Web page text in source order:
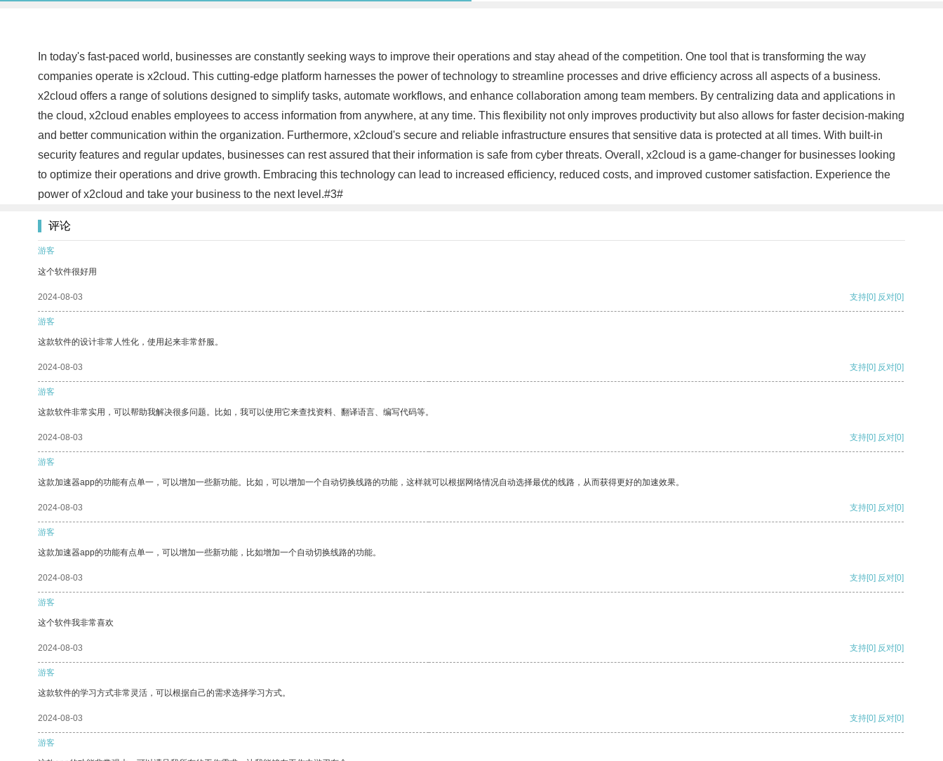
In today's fast-paced world, businesses are constantly seeking ways to improve their operations and stay ahead of the competition. One tool that is transforming the way
companies operate is x2cloud. This cutting-edge platform harnesses the power of technology to streamline processes and drive efficiency across all aspects of a business.
x2cloud offers a range of solutions designed to simplify tasks, automate workflows, and enhance collaboration among team members. By centralizing data and applications in
the cloud, x2cloud enables employees to access information from anywhere, at any time. This flexibility not only improves productivity but also allows for faster decision-making
and better communication within the organization. Furthermore, x2cloud's secure and reliable infrastructure ensures that sensitive data is protected at all times. With built-in
security features and regular updates, businesses can rest assured that their information is safe from cyber threats. Overall, x2cloud is a game-changer for businesses looking
to optimize their operations and drive growth. Embracing this technology can lead to increased efficiency, reduced costs, and improved customer satisfaction. Experience the
power of x2cloud and take your business to the next level.#3#
评论
游客
这个软件很好用
2024-08-03 支持[0] 反对[0]
游客
这款软件的设计非常人性化，使用起来非常舒服。
2024-08-03 支持[0] 反对[0]
游客
这款软件非常实用，可以帮助我解决很多问题。比如，我可以使用它来查找资料、翻译语言、编写代码等。
2024-08-03 支持[0] 反对[0]
游客
这款加速器app的功能有点单一，可以增加一些新功能。比如，可以增加一个自动切换线路的功能，这样就可以根据网络情况自动选择最优的线路，从而获得更好的加速效果。
2024-08-03 支持[0] 反对[0]
游客
这款加速器app的功能有点单一，可以增加一些新功能，比如增加一个自动切换线路的功能。
2024-08-03 支持[0] 反对[0]
游客
这个软件我非常喜欢
2024-08-03 支持[0] 反对[0]
游客
这款软件的学习方式非常灵活，可以根据自己的需求选择学习方式。
2024-08-03 支持[0] 反对[0]
游客